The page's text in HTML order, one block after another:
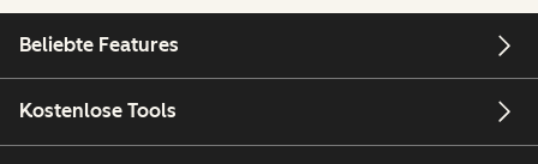
Beliebte Features
Kostenlose Tools